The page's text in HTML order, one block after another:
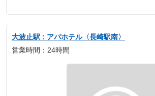
大波止駅 : アパホテル〈長崎駅南〉
営業時間：24時間